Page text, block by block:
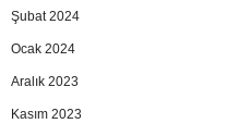
Şubat 2024
Ocak 2024
Aralık 2023
Kasım 2023